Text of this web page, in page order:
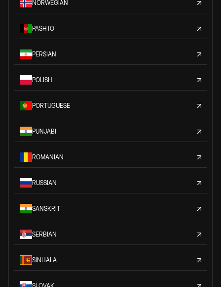
NORWEGIAN
PASHTO
PERSIAN
POLISH
PORTUGUESE
PUNJABI
ROMANIAN
RUSSIAN
SANSKRIT
SERBIAN
SINHALA